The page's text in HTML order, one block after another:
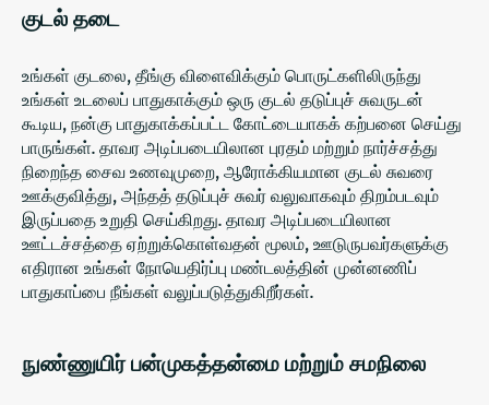
குடல் தடை
உங்கள் குடலை, தீங்கு விளைவிக்கும் பொருட்களிலிருந்து
உங்கள் உடலைப் பாதுகாக்கும் ஒரு குடல் தடுப்புச் சுவருடன்
கூடிய, நன்கு பாதுகாக்கப்பட்ட கோட்டையாகக் கற்பனை செய்து
பாருங்கள்.தாவர அடிப்படையிலான புரதம்மற்றும் நார்ச்சத்து
நிறைந்த சைவ உணவுமுறை, ஆரோக்கியமான குடல் சுவரை
ஊக்குவித்து, அந்தத் தடுப்புச் சுவர் வலுவாகவும் திறம்படவும்
இருப்பதை உறுதி செய்கிறது. தாவர அடிப்படையிலான
ஊட்டச்சத்தை ஏற்றுக்கொள்வதன் மூலம், ஊடுருபவர்களுக்கு
எதிரான உங்கள் நோயெதிர்ப்பு மண்டலத்தின் முன்னணிப்
பாதுகாப்பை நீங்கள் வலுப்படுத்துகிறீர்கள்.
நுண்ணுயிர் பன்முகத்தன்மை மற்றும் சமநிலை